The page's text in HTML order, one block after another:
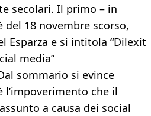
secolari. Il primo – in
18 novembre scorso,
Esparza e si intitola “Dilexit
media”
sommario si evince
che il
a causa dei social